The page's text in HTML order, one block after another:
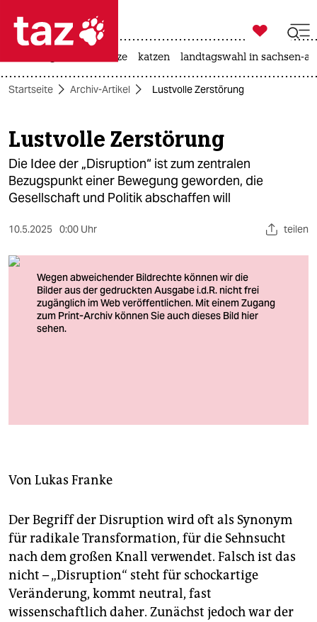
 taz zahl ich
taz zahl ich
themen
politik
öko
gesellschaft
kultur
sport
berlin
fragen & hilfe
unterstützen
abo
genossenschaft

taz zahl ich
hitze katzen landtagswahl in sachsen-
Startseite Archiv-Artikel Lustvolle Zerstörung
Lustvolle Zerstörung
Die Idee der „Disruption“ ist zum zentralen
Bezugspunkt einer Bewegung geworden, die
Gesellschaft und Politik abschaffen will
10.5.2025 0:00 Uhr teilen
Von Lukas Franke
Der Begriff der Disruption wird oft als Synonym
für radikale Transformation, für die Sehnsucht
nach dem großen Knall verwendet. Falsch ist das
nicht – „Disruption“ steht für schockartige
Veränderung, kommt neutral, fast
wissenschaftlich daher. Zunächst jedoch war der